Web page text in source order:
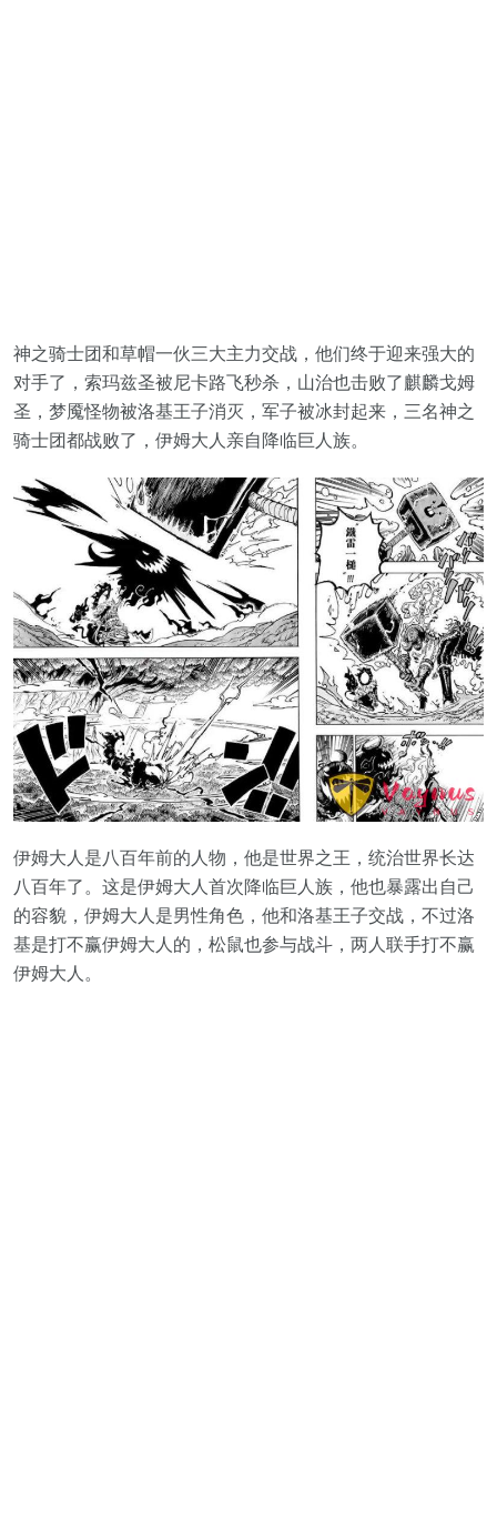
神之骑士团和草帽一伙三大主力交战，他们终于迎来强大的
对手了，索玛兹圣被尼卡路飞秒杀，山治也击败了麒麟戈姆
圣，梦魇怪物被洛基王子消灭，军子被冰封起来，三名神之
骑士团都战败了，伊姆大人亲自降临巨人族。
伊姆大人是八百年前的人物，他是世界之王，统治世界长达
八百年了。这是伊姆大人首次降临巨人族，他也暴露出自己
的容貌，伊姆大人是男性角色，他和洛基王子交战，不过洛
基是打不赢伊姆大人的，松鼠也参与战斗，两人联手打不赢
伊姆大人。